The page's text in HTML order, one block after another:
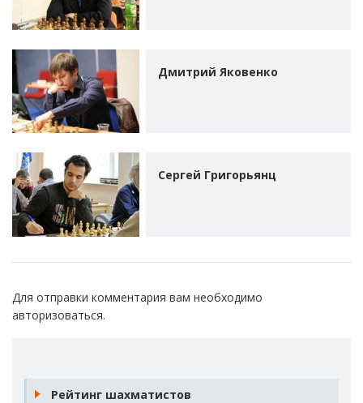
Дмитрий Яковенко
Сергей Григорьянц
Для отправки комментария вам необходимо
авторизоваться.
Рейтинг шахматистов